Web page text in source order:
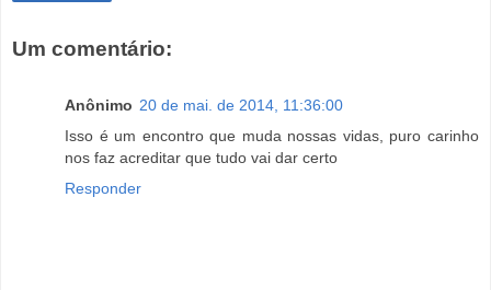
Um comentário:
Anônimo 20 de mai. de 2014, 11:36:00
Isso é um encontro que muda nossas vidas, puro carinho
nos faz acreditar que tudo vai dar certo
Responder